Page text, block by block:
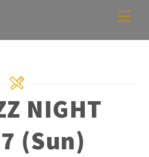
NIGHT
(Sun)